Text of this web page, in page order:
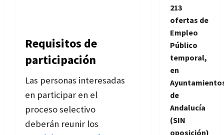
Requisitos de
participación
Las personas interesadas
en participar en el
proceso selectivo
deberán reunir los
213
ofertas de
Empleo
Público
temporal,
en
de
Andalucía
(SIN
oposición)